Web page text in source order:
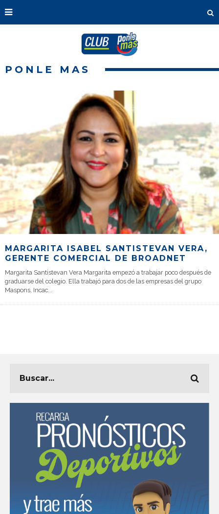
PONLE MAS
MARGARITA ISABEL SANTISTEVAN VERA,
GERENTE COMERCIAL DE BROADNET
Margarita Santistevan Vera Margarita empezó a trabajar poco después de
graduarse del colegio. Ella trabajó para dos de las empresas del grupo
Maspons, Incac